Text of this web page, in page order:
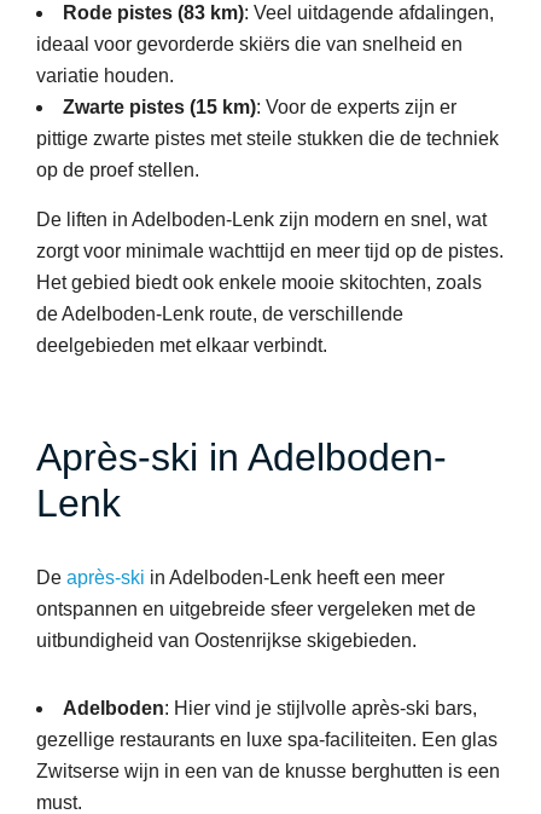
Rode pistes (83 km): Veel uitdagende afdalingen,
ideaal voor gevorderde skiërs die van snelheid en
variatie houden.
Zwarte pistes (15 km): Voor de experts zijn er
pittige zwarte pistes met steile stukken die de techniek
op de proef stellen.
De liften in Adelboden-Lenk zijn modern en snel, wat
zorgt voor minimale wachttijd en meer tijd op de pistes.
Het gebied biedt ook enkele mooie skitochten, zoals
de Adelboden-Lenk route, de verschillende
deelgebieden met elkaar verbindt.
Après-ski in Adelboden-
Lenk
De après-ski in Adelboden-Lenk heeft een meer
ontspannen en uitgebreide sfeer vergeleken met de
uitbundigheid van Oostenrijkse skigebieden.
Adelboden: Hier vind je stijlvolle après-ski bars,
gezellige restaurants en luxe spa-faciliteiten. Een glas
Zwitserse wijn in een van de knusse berghutten is een
must.